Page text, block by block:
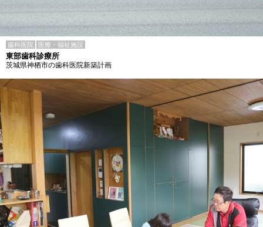
歯科医院 医療・福祉施設
東部歯科診療所
茨城県神栖市の歯科医院新築計画